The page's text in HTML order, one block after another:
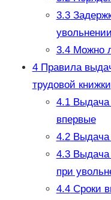
3.3
увольнении
3.4Можно
4Правила
трудовой книжки
4.1Выдача
впервые
4.2Выдача
4.3Выдача
при
4.4Сроки